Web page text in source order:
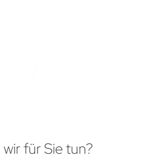
für Sie tun?